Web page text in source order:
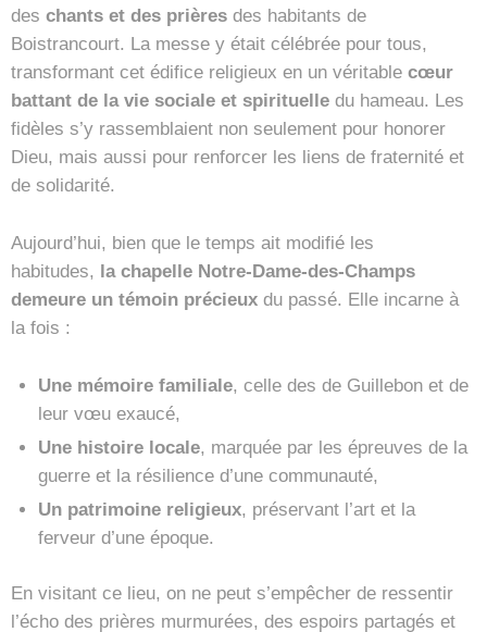
des chants et des prières des habitants de
Boistrancourt. La messe y était célébrée pour tous,
transformant cet édifice religieux en un véritable cœur
battant de la vie sociale et spirituelle du hameau. Les
fidèles s’y rassemblaient non seulement pour honorer
Dieu, mais aussi pour renforcer les liens de fraternité et
de solidarité.
Aujourd’hui, bien que le temps ait modifié les
habitudes,
la chapelle Notre-Dame-des-Champs
demeure un témoin précieux du passé. Elle incarne à
la fois :
Une mémoire familiale, celle des de Guillebon et de
leur vœu exaucé,
Une histoire locale, marquée par les épreuves de la
guerre et la résilience d’une communauté,
Un patrimoine religieux, préservant l’art et la
ferveur d’une époque.
En visitant ce lieu, on ne peut s’empêcher de ressentir
l’écho des prières murmurées, des espoirs partagés et